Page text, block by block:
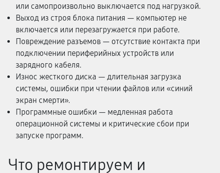
или самопроизвольно выключается под нагрузкой.
Выход из строя блока питания — компьютер не
включается или перезагружается при работе.
Повреждение разъемов — отсутствие контакта при
подключении периферийных устройств или
зарядного кабеля.
Износ жесткого диска — длительная загрузка
системы, ошибки при чтении файлов или «синий
экран смерти».
Программные ошибки — медленная работа
операционной системы и критические сбои при
запуске программ.
Что ремонтируем и